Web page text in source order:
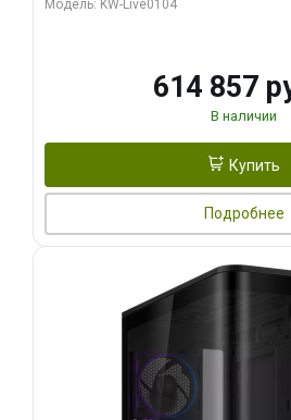
Модель: KW-Live0104
614 857
В наличии
Купить
Подробнее